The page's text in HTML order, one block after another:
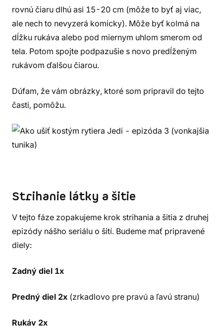
rovnú čiaru dlhú asi 15-20 cm (môže to byť aj viac,
ale nech to nevyzerá komicky). Môže byť kolmá na
dĺžku rukáva alebo pod miernym uhlom smerom od
tela. Potom spojte podpazušie s novo predĺženým
rukávom ďalšou čiarou.
Dúfam, že vám obrázky, ktoré som pripravil do tejto
časti, pomôžu.
Strihanie látky a šitie
V tejto fáze zopakujeme krok strihania a šitia z druhej
epizódy nášho seriálu o šití. Budeme mať pripravené
diely:
Zadný diel 1x
Predný diel 2x (zrkadlovo pre pravú a ľavú stranu)
Rukáv 2x